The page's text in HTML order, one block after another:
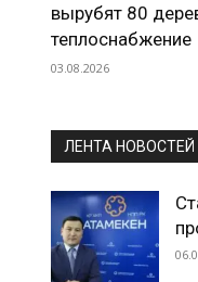
вырубят 80
теплоснабжение
03.08.2026
ЛЕНТА НОВОСТЕЙ